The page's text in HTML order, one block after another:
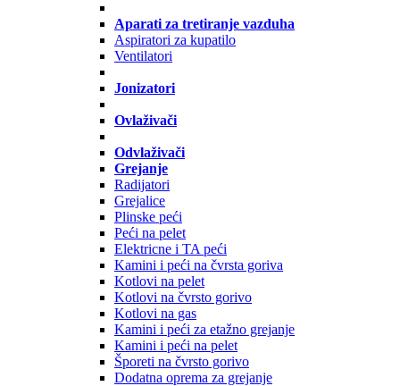
Aparati za tretiranje vazduha
Aspiratori za kupatilo
Ventilatori
Jonizatori
Ovlaživači
Odvlaživači
Grejanje
Radijatori
Grejalice
Plinske peći
Peći na pelet
Elektricne i TA peći
Kamini i peći na čvrsta goriva
Kotlovi na pelet
Kotlovi na čvrsto gorivo
Kotlovi na gas
Kamini i peći za etažno grejanje
Kamini i peći na pelet
Šporeti na čvrsto gorivo
Dodatna oprema za grejanje